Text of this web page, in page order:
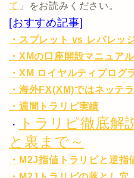
て 」をお読みください。
[おすすめ記事]
・スプレット vs レバレッ
・XMの口座開設マニュアル
・XM ロイヤルティプログ
・海外FX(XM)ではネッテ
・週間トラリピ実績
・
トラリピ徹底
と裏まで～
・M2J指値トラリピと逆